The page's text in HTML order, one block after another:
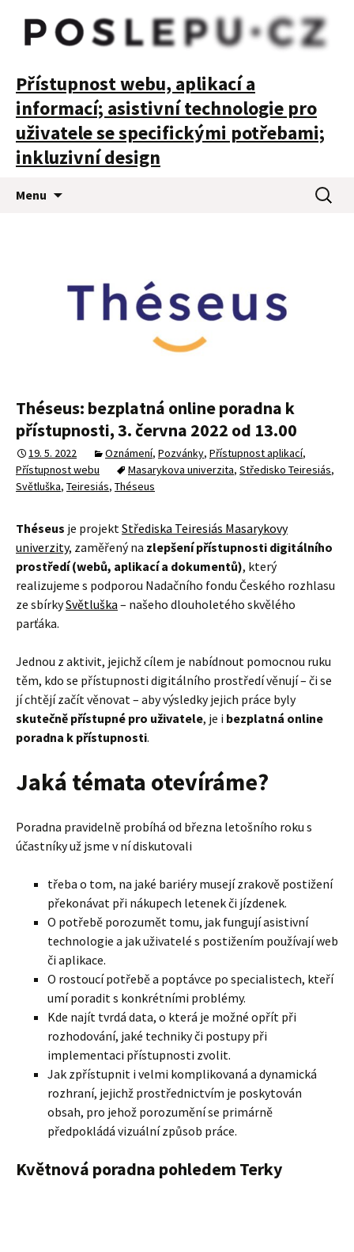
POSLEPU
Přístupnost webu, aplikací a
informací; asistivní technologie pro
uživatele se specifickými potřebami;
inkluzivní design
Menu
Théseus: bezplatná online poradna k
přístupnosti, 3. června 2022 od 13.00
19. 5. 2022 Oznámení, Pozvánky, Přístupnost aplikací,
Přístupnost webu
Masarykova univerzita, Středisko Teiresiás,
Světluška, Teiresiás, Théseus
Théseus je projekt Střediska Teiresiás Masarykovy
univerzity, zaměřený na zlepšení přístupnosti digitálního
prostředí (webů, aplikací a dokumentů), který
realizujeme s podporou Nadačního fondu Českého rozhlasu
ze sbírkySvětluška – našeho dlouholetého skvělého
parťáka.
Jednou z aktivit, jejichž cílem je nabídnout pomocnou ruku
těm, kdo se přístupnosti digitálního prostředí věnují – či se
jí chtějí začít věnovat – aby výsledky jejich práce byly
skutečně přístupné pro uživatele, je i bezplatná online
poradna k přístupnosti.
Jaká témata otevíráme?
Poradna pravidelně probíhá od března letošního roku s
účastníky už jsme v ní diskutovali
třeba o tom, na jaké bariéry musejí zrakově postižení
překonávat při nákupech letenek či jízdenek.
O potřebě porozumět tomu, jak fungují asistivní
technologie a jak uživatelé s postižením používají web
či aplikace.
O rostoucí potřebě a poptávce po specialistech, kteří
umí poradit s konkrétními problémy.
Kde najít tvrdá data, o která je možné opřít při
rozhodování, jaké techniky či postupy při
implementaci přístupnosti zvolit.
Jak zpřístupnit i velmi komplikovaná a dynamická
rozhraní, jejichž prostřednictvím je poskytován
obsah, pro jehož porozumění se primárně
předpokládá vizuální způsob práce.
Květnová poradna pohledem Terky